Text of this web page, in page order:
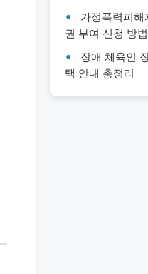
가정폭력피
권 부여 신청 방
장애 체육인
택 안내 총정리